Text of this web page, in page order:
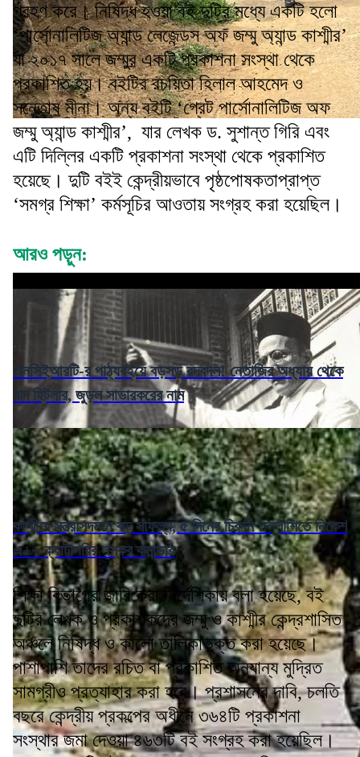
গ্রহণ করে। নিষিদ্ধ হওয়া বই দুটির মধ্যে একটি হলো
‘পার্সোনালিটিজ অ্যান্ড লেজেন্ডস অফ জম্মু অ্যান্ড কাশ্মীর’
যা ২০১৭ সালে জম্মুর একটি প্রকাশনা সংস্থা থেকে
প্রকাশিত হয়। বইটির রচয়িতা হিলাল আহমেদ ও
সন্তোষ মীনা। অন্য বইটি ‘গ্রেট পার্সোনালিটিজ অফ
জম্মু অ্যান্ড কাশ্মীর’, যার লেখক ড. সুশান্ত গিরি এবং
এটি দিল্লির একটি প্রকাশনা সংস্থা থেকে প্রকাশিত
হয়েছে। দুটি বইই কেন্দ্রীয়ভাবে পৃষ্ঠপোষকতাপ্রাপ্ত
‘সমগ্র শিক্ষা’ কর্মসূচির আওতায় সংগ্রহ করা হয়েছিল।
আরও পড়ুন:
এনসিইআরটি-র পাঠ্যবইয়ে বড়সড় রদবদল! নেতাজির অধ্যায় থেকে
বাদ হিটলার, জুড়ল সাভারকরের নাম
কাশ্মীরে সন্ত্রাসদমনে বড় সাফল্য, ৫ দিনের চিরুনি তল্লাশিতে নিকেশ
এ++ ক্যাটাগরির লস্কর কমান্ডার
শিক্ষা বিভাগের জারি করা নির্দেশিকায় বলা হয়েছে, বই
দুটির লেখক ও প্রকাশকদের জম্মু ও কাশ্মীর কেন্দ্রশাসিত
অঞ্চলে নিষিদ্ধ ও কালো তালিকাভুক্ত করা হয়েছে।
পাশাপাশি তাদের রচিত বা প্রকাশিত অন্যান্য মুদ্রিত
সামগ্রীও প্রত্যাহার করা হবে। প্রশাসনের দাবি, চলতি
বছরে কেন্দ্রীয় প্রকল্পের অধীনে ৩৬৪টি প্রকাশনা
সংস্থার জমা দেওয়া ৪৬৩টি বই সংগ্রহ করা হয়েছিল।